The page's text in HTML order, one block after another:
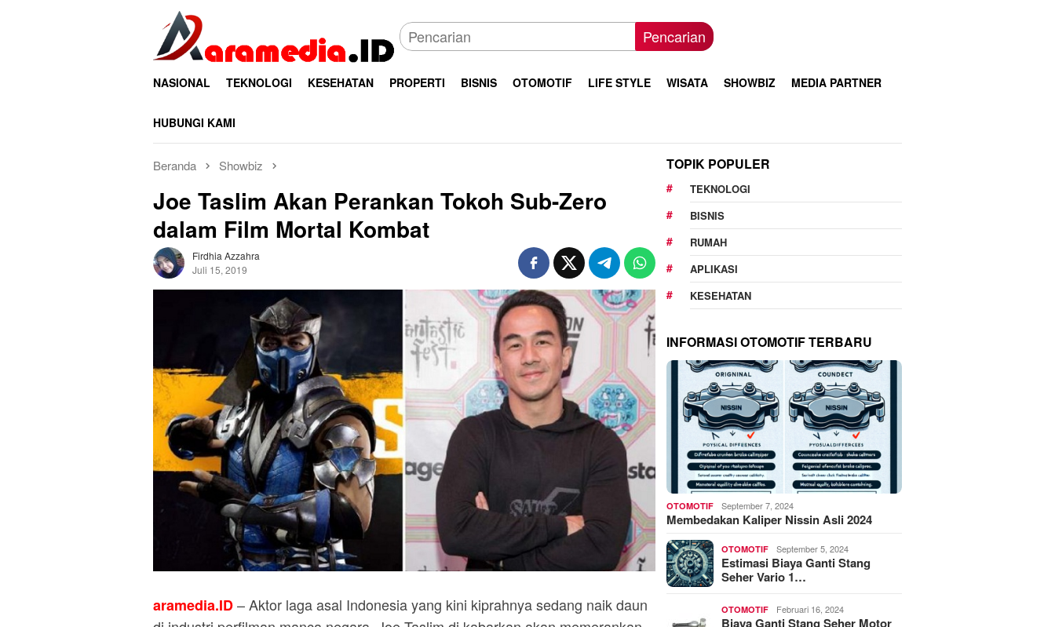
Pencarian
NASIONAL TEKNOLOGI KESEHATAN PROPERTI BISNIS OTOMOTIF LIFE STYLE WISATA SHOWBIZ MEDIA PARTNER
HUBUNGI KAMI
Beranda Showbiz
Joe Taslim Akan Perankan Tokoh Sub-Zero
dalam Film Mortal Kombat
Firdhia Azzahra
Juli 15, 2019
aramedia.ID– Aktor laga asal Indonesia yang kini kiprahnya sedang naik daun
TOPIK POPULER
TEKNOLOGI
BISNIS
RUMAH
APLIKASI
KESEHATAN
INFORMASI OTOMOTIF TERBARU
OTOMOTIF September 7, 2024
Membedakan Kaliper Nissin Asli 2024
OTOMOTIF September 5, 2024
Estimasi Biaya Ganti Stang
Seher Vario 1…
OTOMOTIF Februari 16, 2024
Biaya Ganti Stang Seher Motor